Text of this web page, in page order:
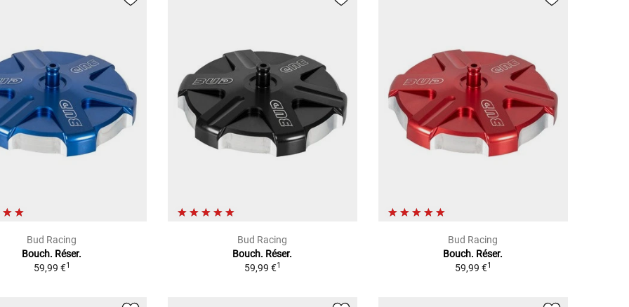
Bud Racing
Bouch. Réser.
59,99 €1
Bud Racing
Bouch. Réser.
59,99 €1
Bud Racing
Bouch. Réser.
59,99 €1